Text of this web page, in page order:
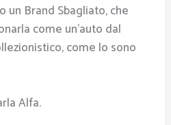
un Brand Sbagliato, che
come un’auto dal
come lo sono
Alfa.